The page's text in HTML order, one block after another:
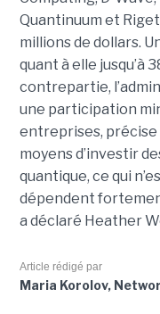
Quantinuum et
millions de dollars.
quant à elle jusqu’à
contrepartie,
une participation
entreprises, précise
moyens d’investir
quantique, ce qui
dépendent
a déclaré Heather
Article rédigé par
Maria Korolov,